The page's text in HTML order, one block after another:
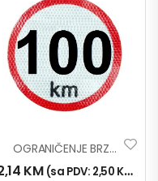
OGRANIČENJE BRZINE FLUO 100
KM (sa PDV: 2,50 KM